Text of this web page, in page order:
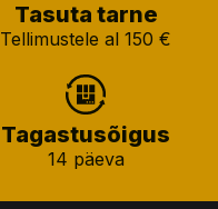
Tasuta tarne
Tellimustele al 150 €
Tagastusõigus
14 päeva